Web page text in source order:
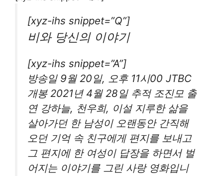
[xyz-ihs snippet=”Q”]
비와 당신의 이야기
[xyz-ihs snippet=”A”]
방송일 9월 20일, 오후 11시00 JTBC
개봉 2021년 4월 28일 추적 조진모 출
연 강하늘, 천우희, 이설 지루한 삶을
살아가던 한 남성이 오랜동안 간직해
오던 기억 속 친구에게 편지를 보내고
그 편지에 한 여성이 답장을 하면서 벌
어지는 이야기를 그린 사랑 영화입니